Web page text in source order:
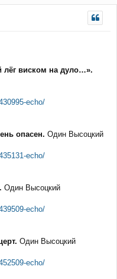
г
лёг виском на дуло…».
echo/
опасен. Один Высоцкий
echo/
Один Высоцкий
echo/
Один Высоцкий
echo/